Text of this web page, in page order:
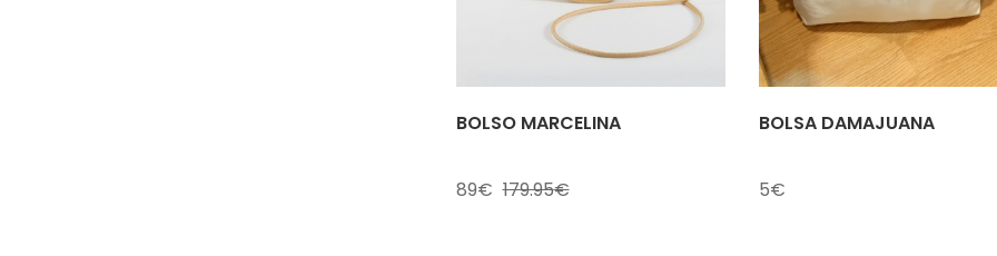
BOLSO MARCELINA
89 179.95
BOLSA DAMAJUANA
5